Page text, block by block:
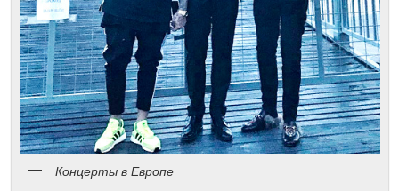
Концерты в Европе